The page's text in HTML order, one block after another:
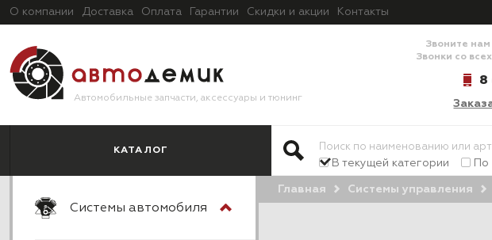
О компании Доставка Оплата Гарантии Скидки и акции Контакты
Автомобильные запчасти, аксессуары и тюнинг
Звоните
Звонки со
8
КАТАЛОГ
В текущей категории
Системы автомобиля
Главная Системы управления